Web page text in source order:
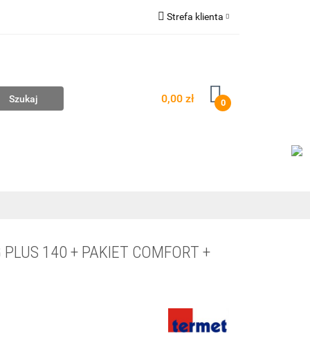
Strefa klienta
Dodaj zgłoszenie
0,00 zł 0
140 + PAKIET COMFORT +